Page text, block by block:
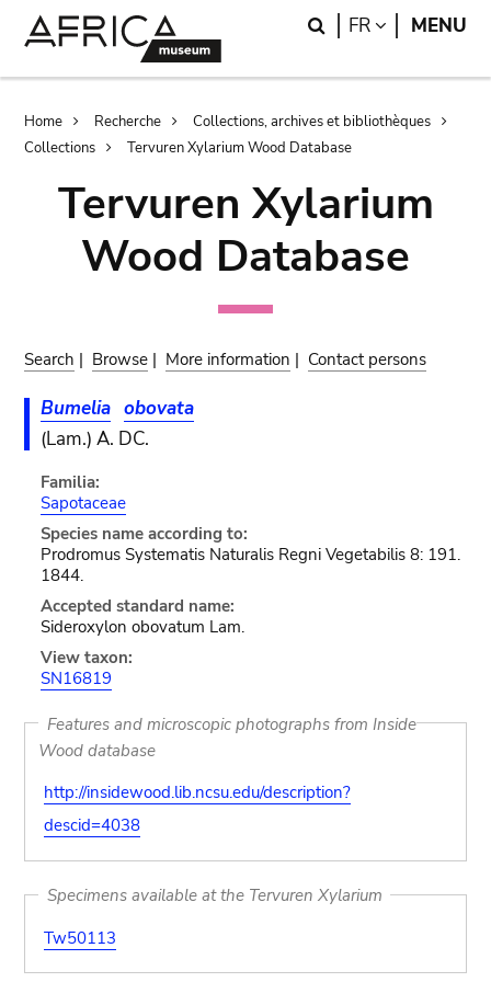
Search
FR LANGUAGE
MENU
Breadcrumb
Home Recherche
Collections, archives et bibliothèques
Collections
Tervuren Xylarium Wood Database
Tervuren Xylarium
Wood Database
Search | Browse | More information | Contact persons
Bumelia obovata
(Lam.) A. DC.
Familia:
Sapotaceae
Species name according to:
Prodromus Systematis Naturalis Regni Vegetabilis 8: 191.
1844.
Accepted standard name:
Sideroxylon obovatum Lam.
View taxon:
SN16819
Features and microscopic photographs from Inside
Wood database
http://insidewood.lib.ncsu.edu/description?
descid=4038
Specimens available at the Tervuren Xylarium
Tw50113